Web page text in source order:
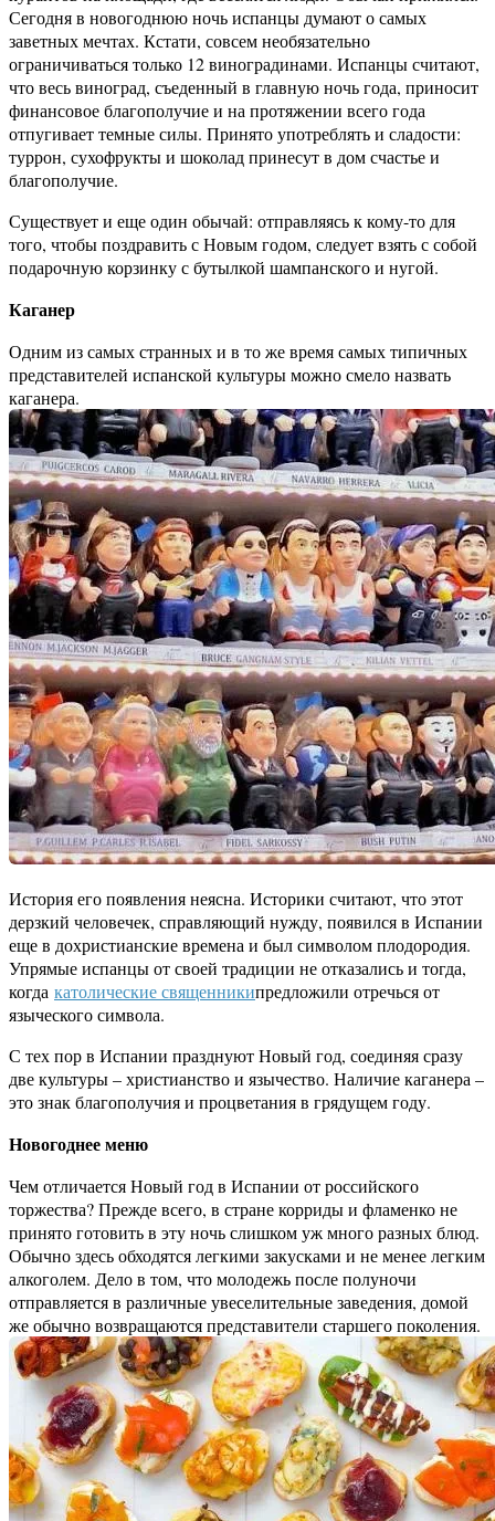
Сегодня в новогоднюю ночь испанцы думают о самых
заветных мечтах. Кстати, совсем необязательно
ограничиваться только 12 виноградинами. Испанцы считают,
что весь виноград, съеденный в главную ночь года, приносит
финансовое благополучие и на протяжении всего года
отпугивает темные силы. Принято употреблять и сладости:
туррон, сухофрукты и шоколад принесут в дом счастье и
благополучие.
Существует и еще один обычай: отправляясь к кому-то для
того, чтобы поздравить с Новым годом, следует взять с собой
подарочную корзинку с бутылкой шампанского и нугой.
Каганер
Одним из самых странных и в то же время самых типичных
представителей испанской культуры можно смело назвать
каганера.
История его появления неясна. Историки считают, что этот
дерзкий человечек, справляющий нужду, появился в Испании
еще в дохристианские времена и был символом плодородия.
Упрямые испанцы от своей традиции не отказались и тогда,
когда католические священникипредложили отречься от
языческого символа.
С тех пор в Испании празднуют Новый год, соединяя сразу
две культуры – христианство и язычество. Наличие каганера –
это знак благополучия и процветания в грядущем году.
Новогоднее меню
Чем отличается Новый год в Испании от российского
торжества? Прежде всего, в стране корриды и фламенко не
принято готовить в эту ночь слишком уж много разных блюд.
Обычно здесь обходятся легкими закусками и не менее легким
алкоголем. Дело в том, что молодежь после полуночи
отправляется в различные увеселительные заведения, домой
же обычно возвращаются представители старшего поколения.